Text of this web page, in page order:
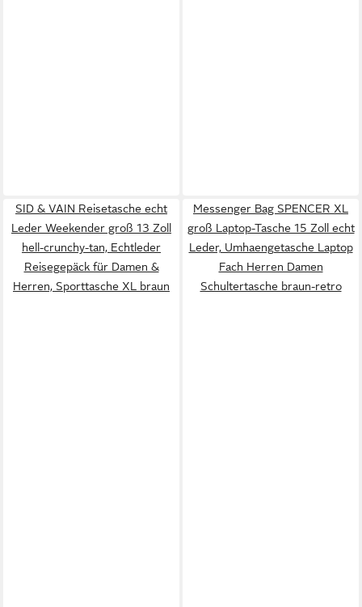
SID & VAIN Reisetasche echt
Leder Weekender groß 13 Zoll
hell-crunchy-tan, Echtleder
Reisegepäck für Damen &
Herren, Sporttasche XL braun
Messenger Bag SPENCER XL
groß Laptop-Tasche 15 Zoll echt
Leder, Umhaengetasche Laptop
Fach Herren Damen
Schultertasche braun-retro